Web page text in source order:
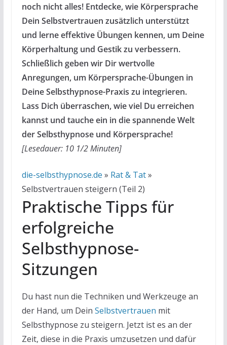
noch nicht alles! Entdecke, wie Körpersprache
Dein Selbstvertrauen zusätzlich unterstützt
und lerne effektive Übungen kennen, um Deine
Körperhaltung und Gestik zu verbessern.
Schließlich geben wir Dir wertvolle
Anregungen, um Körpersprache-Übungen in
Deine Selbsthypnose-Praxis zu integrieren.
Lass Dich überraschen, wie viel Du erreichen
kannst und tauche ein in die spannende Welt
der Selbsthypnose und Körpersprache!
[Lesedauer: 10 1/2 Minuten]
die-selbsthypnose.de » Rat & Tat»
Selbstvertrauen steigern (Teil 2)
Praktische Tipps für
erfolgreiche
Selbsthypnose-
Sitzungen
Du hast nun die Techniken und Werkzeuge an
der Hand, um Dein Selbstvertrauen mit
Selbsthypnose zu steigern. Jetzt ist es an der
Zeit, diese in die Praxis umzusetzen und dafür